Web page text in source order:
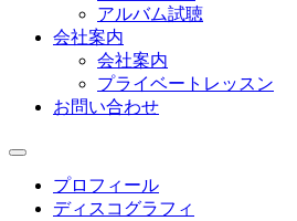
アルバム試聴
会社案内
会社案内
プライベートレッスン
お問い合わせ
プロフィール
ディスコグラフィ